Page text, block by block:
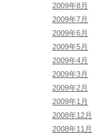
2009年8月
2009年7月
2009年6月
2009年5月
2009年4月
2009年3月
2009年2月
2009年1月
2008年12月
2008年11月